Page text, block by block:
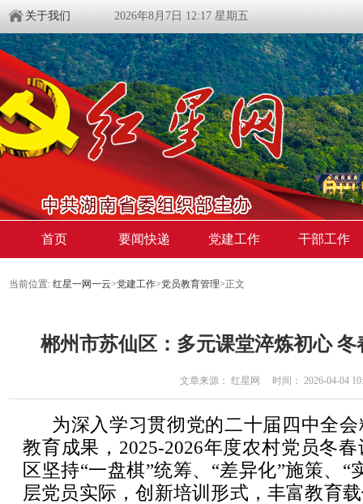
关于我们 2026年8月7日 12:17 星期五
首页 要闻快递 党建工作 干部工作
当前位置: 红星一网一云>党建工作>党员教育管理>正文
郴州市苏仙区：多元课堂淬炼初心
文章来源： 红星网 时间： 2026-04-04
为深入学习贯彻党的二十届四中全
教育成果，2025-2026年度农村党员冬
区坚持“一盘棋”统筹、“差异化”施策、“
层党员实际，创新培训形式，丰富教育